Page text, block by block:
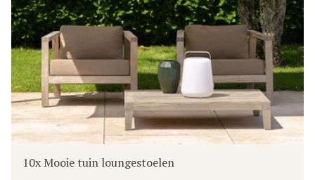
10x Mooie tuin loungestoelen